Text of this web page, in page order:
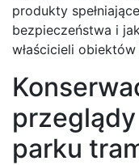
produkty
bezpieczeństwa i
właścicieli
parku